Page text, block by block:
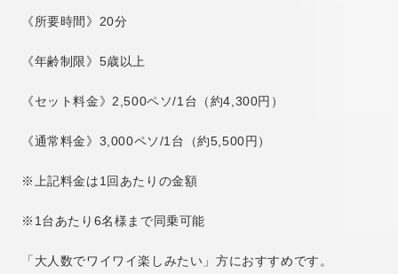
《所要時間》20分
《年齢制限》5歳以上
《セット料金》2,500ペソ/1台（約4,300円）
《通常料金》3,000ペソ/1台（約5,500円）
※上記料金は1回あたりの金額
※1台あたり6名様まで同乗可能
「大人数でワイワイ楽しみたい」方におすすめです。